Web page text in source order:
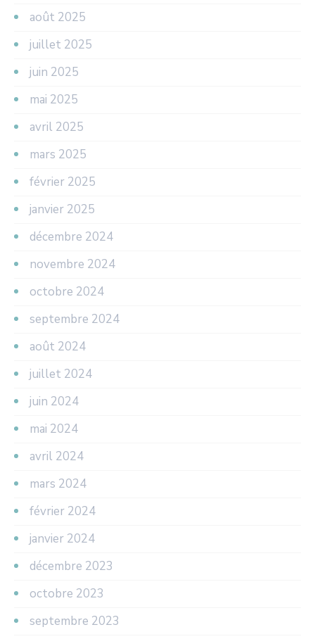
août 2025
juillet 2025
juin 2025
mai 2025
avril 2025
mars 2025
février 2025
janvier 2025
décembre 2024
novembre 2024
octobre 2024
septembre 2024
août 2024
juillet 2024
juin 2024
mai 2024
avril 2024
mars 2024
février 2024
janvier 2024
décembre 2023
octobre 2023
septembre 2023